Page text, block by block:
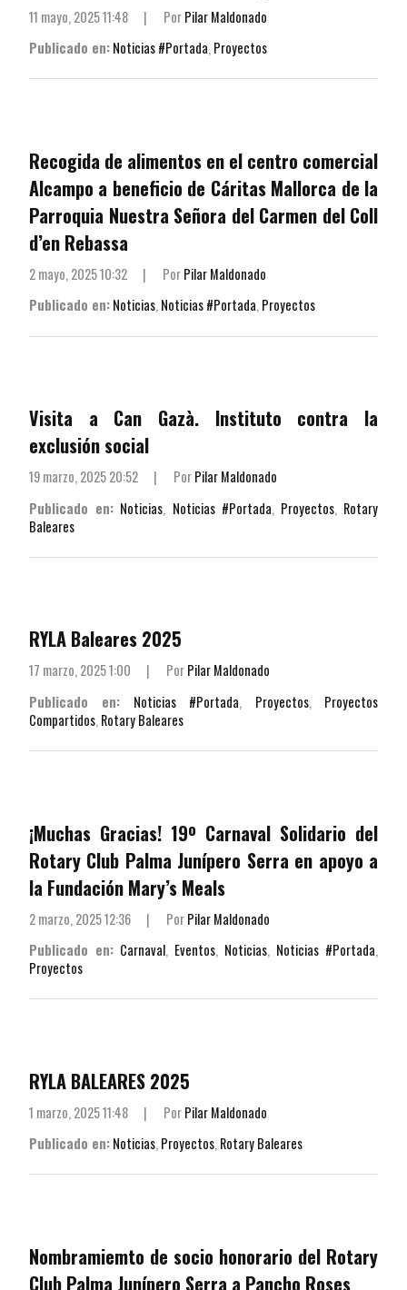
11 mayo, 2025 11:48 | PorPilar Maldonado
Publicado en:Noticias #Portada,Proyectos
Recogida de alimentos en el centro comercial
Alcampo a beneficio de Cáritas Mallorca de la
Parroquia Nuestra Señora del Carmen del Coll
d’en Rebassa
2 mayo, 2025 10:32 | PorPilar Maldonado
Publicado en:Noticias,Noticias #Portada,Proyectos
Visita a Can Gazà. Instituto contra la
exclusión social
19 marzo, 2025 20:52 | PorPilar Maldonado
Publicado en: Noticias, Noticias #Portada, Proyectos, Rotary
Baleares
RYLA Baleares 2025
17 marzo, 2025 1:00 | PorPilar Maldonado
Publicado en:
Noticias #Portada, Proyectos, Proyectos
Compartidos, Rotary Baleares
¡Muchas Gracias! 19º Carnaval Solidario del
Rotary Club Palma Junípero Serra en apoyo a
la Fundación Mary’s Meals
2 marzo, 2025 12:36 | PorPilar Maldonado
Publicado en: Carnaval, Eventos, Noticias, Noticias #Portada,
Proyectos
RYLA BALEARES 2025
1 marzo, 2025 11:48 | PorPilar Maldonado
Publicado en:Noticias, Proyectos, Rotary Baleares
Nombramiemto de socio honorario del Rotary
Club Palma Junípero Serra a Pancho Roses